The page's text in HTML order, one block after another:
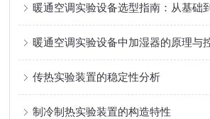
暖通空调实验设备选型指南：从基础
暖通空调实验设备中加湿器的原理与
传热实验装置的稳定性分析
制冷制热实验装置的构造特性